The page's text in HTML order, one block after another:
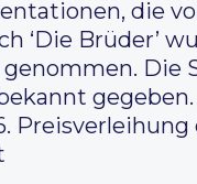
die
Brüder’
genommen. Die